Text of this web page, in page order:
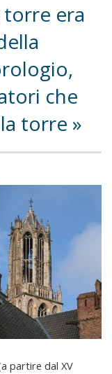
era
che
torre
partire dal XV